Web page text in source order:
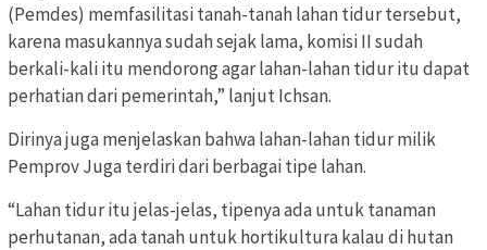
(Pemdes) memfasilitasi tanah-tanah lahan tidur tersebut,
karena masukannya sudah sejak lama, komisi II sudah
berkali-kali itu mendorong agar lahan-lahan tidur itu dapat
perhatian dari pemerintah,” lanjut Ichsan.
Dirinya juga menjelaskan bahwa lahan-lahan tidur milik
Pemprov Juga terdiri dari berbagai tipe lahan.
“Lahan tidur itu jelas-jelas, tipenya ada untuk tanaman
perhutanan, ada tanah untuk hortikultura kalau di hutan